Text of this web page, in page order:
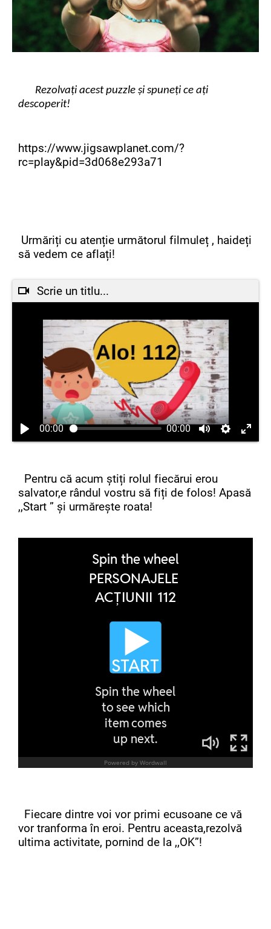
Rezolvați acest puzzle și spuneți ce ați
descoperit!
https://www.jigsawplanet.com/?
rc=play&pid=3d068e293a71
Urmăriți cu atenție următorul filmuleț , haideți
să vedem ce aflați!
Scrie un titlu...
00:00 00:00
Pentru că acum știți rolul fiecărui erou
salvator,e rândul vostru să fiți de folos! Apasă
,,Start ” și urmărește roata!
Fiecare dintre voi vor primi ecusoane ce vă
vor tranforma în eroi. Pentru aceasta,rezolvă
ultima activitate, pornind de la ,,OK”!